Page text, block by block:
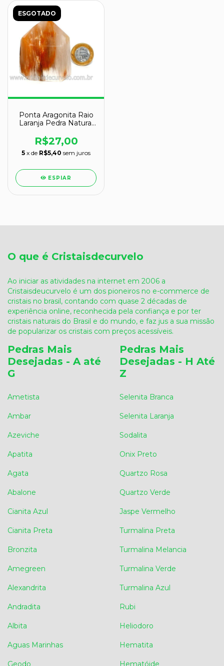
ESGOTADO
Ponta Aragonita Raio
Laranja Pedra Natural
127148
R$27,00
5 x de R$5,40 sem juros
ESPIAR
O que é Cristaisdecurvelo
Ao iniciar as atividades na internet em 2006 a
Cristaisdeucurvelo é um dos pioneiros no e-commerce de
cristais no brasil, contando com quase 2 décadas de
experiência online, reconhecida pela confiança e por ter
cristais naturais do Brasil e do mundo, e faz jus a sua missão
de popularizar os cristais com preços acessíveis.
Pedras Mais
Desejadas - A até
G
Ametista
Ambar
Azeviche
Apatita
Agata
Abalone
Cianita Azul
Cianita Preta
Bronzita
Amegreen
Alexandrita
Andradita
Albita
Aguas Marinhas
Geodo
Pedras Mais
Desejadas - H Até
Z
Selenita Branca
Selenita Laranja
Sodalita
Onix Preto
Quartzo Rosa
Quartzo Verde
Jaspe Vermelho
Turmalina Preta
Turmalina Melancia
Turmalina Verde
Turmalina Azul
Rubi
Heliodoro
Hematita
Hematóide